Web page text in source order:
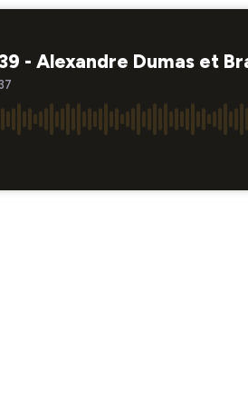
- Alexandre Dumas et